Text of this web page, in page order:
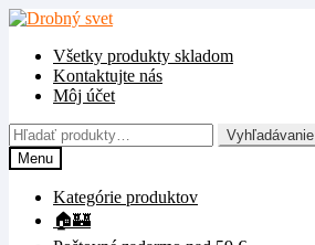
Preskočiť
navigáciu
Preskočiť
obsah
Všetky produkty skladom
Kontaktujte nás
Môj účet
Hľadať:
Vyhľadávanie
Menu
Kategórie produktov
🏠🏰